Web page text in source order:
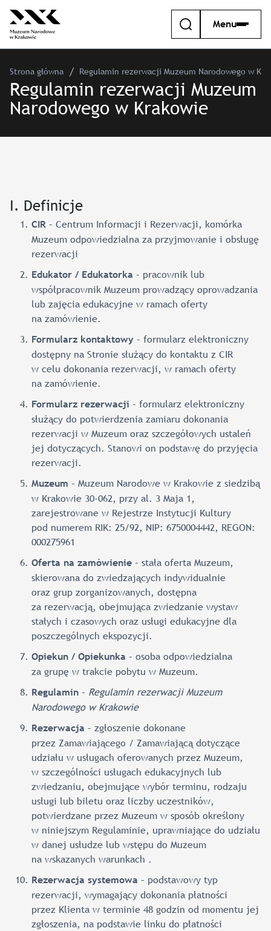
Menu
Strona główna Regulamin rezerwacji Muzeum Narodowego w
Regulamin rezerwacji Muzeum
Narodowego w Krakowie
I. Definicje
CIR – Centrum Informacji i Rezerwacji, komórka
Muzeum odpowiedzialna za przyjmowanie i obsługę
rezerwacji
Edukator / Edukatorka – pracownik lub
współpracownik Muzeum prowadzący oprowadzania
lub zajęcia edukacyjne w ramach oferty
na zamówienie.
Formularz kontaktowy – formularz elektroniczny
dostępny na Stronie służący do kontaktu z CIR
w celu dokonania rezerwacji, w ramach oferty
na zamówienie.
Formularz rezerwacji – formularz elektroniczny
służący do potwierdzenia zamiaru dokonania
rezerwacji w Muzeum oraz szczegółowych ustaleń
jej dotyczących. Stanowi on podstawę do przyjęcia
rezerwacji.
Muzeum – Muzeum Narodowe w Krakowie z siedzibą
w Krakowie 30-062, przy al. 3 Maja 1,
zarejestrowane w Rejestrze Instytucji Kultury
pod numerem RIK: 25/92, NIP: 6750004442, REGON:
000275961
Oferta na zamówienie – stała oferta Muzeum,
skierowana do zwiedzających indywidualnie
oraz grup zorganizowanych, dostępna
za rezerwacją, obejmująca zwiedzanie wystaw
stałych i czasowych oraz usługi edukacyjne dla
poszczególnych ekspozycji.
Opiekun / Opiekunka – osoba odpowiedzialna
za grupę w trakcie pobytu w Muzeum.
Regulamin – Regulamin rezerwacji Muzeum
Narodowego w Krakowie
Rezerwacja – zgłoszenie dokonane
przez Zamawiającego / Zamawiającą dotyczące
udziału w usługach oferowanych przez Muzeum,
w szczególności usługach edukacyjnych lub
zwiedzaniu, obejmujące wybór terminu, rodzaju
usługi lub biletu oraz liczby uczestników,
potwierdzane przez Muzeum w sposób określony
w niniejszym Regulaminie, uprawniające do udziału
w danej usłudze lub wstępu do Muzeum
na wskazanych warunkach .
Rezerwacja systemowa – podstawowy typ
rezerwacji, wymagający dokonania płatności
przez Klienta w terminie 48 godzin od momentu jej
zgłoszenia, na podstawie linku do płatności